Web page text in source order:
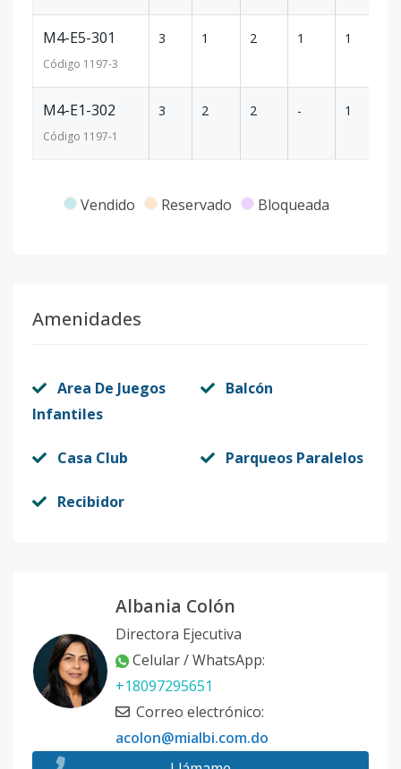
M4-E5-301
Código 1197-3
3 1 2 1 1
M4-E1-302
Código 1197-1
3 2 2 - 1
Vendido Reservado Bloqueada
Amenidades
Area De Juegos
Infantiles
Balcón
Casa Club Parqueos Paralelos
Recibidor
Albania Colón
Directora Ejecutiva
Celular / WhatsApp:
+18097295651
Correo electrónico:
acolon@mialbi.com.do